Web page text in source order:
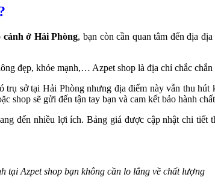
cảnh ở Hải Phòng, bạn còn cần quan tâm đến địa
đẹp, khỏe mạnh,… Azpet shop là địa chỉ chắc
trụ sở tại Hải Phòng nhưng địa điểm này vẫn thu
sẽ gửi đến tận tay bạn và cam kết bảo hành
đến nhiều lợi ích. Bảng giá được cập nhật chi
tại Azpet shop bạn không cần lo lắng về chất lượng